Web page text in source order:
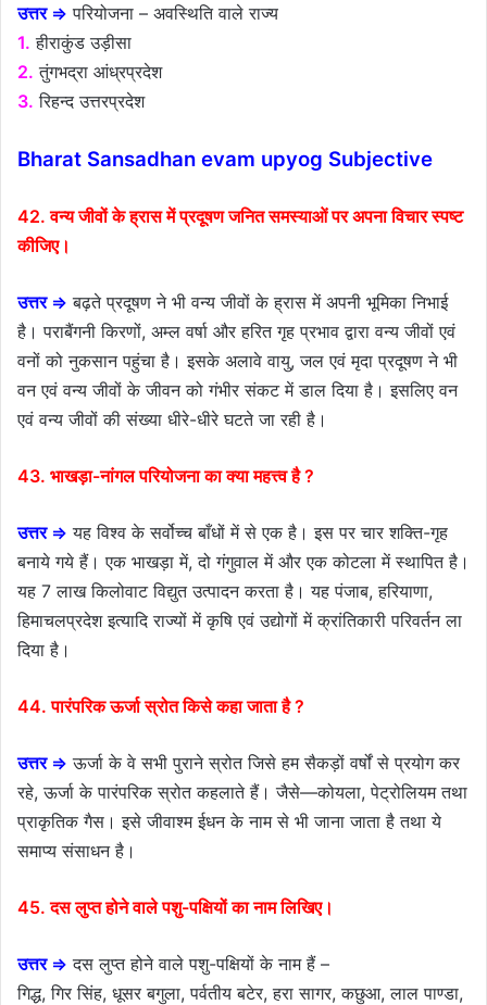
उत्तर ⇒ परियोजना – अवस्थिति वाले राज्य
1. हीराकुंड उड़ीसा
2. तुंगभद्रा आंध्रप्रदेश
3. रिहन्द उत्तरप्रदेश
Bharat Sansadhan evam upyog Subjective
42. वन्य जीवों के ह्रास में प्रदूषण जनित समस्याओं पर अपना विचार स्पष्ट
कीजिए।
उत्तर ⇒ बढ़ते प्रदूषण ने भी वन्य जीवों के ह्रास में अपनी भूमिका निभाई
है। पराबैंगनी किरणों, अम्ल वर्षा और हरित गृह प्रभाव द्वारा वन्य जीवों एवं
वनों को नुकसान पहुंचा है। इसके अलावे वायु, जल एवं मृदा प्रदूषण ने भी
वन एवं वन्य जीवों के जीवन को गंभीर संकट में डाल दिया है। इसलिए वन
एवं वन्य जीवों की संख्या धीरे-धीरे घटते जा रही है।
43. भाखड़ा-नांगल परियोजना का क्या महत्त्व है ?
उत्तर ⇒ यह विश्व के सर्वोच्च बाँधों में से एक है। इस पर चार शक्ति-गृह
बनाये गये हैं। एक भाखड़ा में, दो गंगुवाल में और एक कोटला में स्थापित है।
यह 7 लाख किलोवाट विद्युत उत्पादन करता है। यह पंजाब, हरियाणा,
हिमाचलप्रदेश इत्यादि राज्यों में कृषि एवं उद्योगों में क्रांतिकारी परिवर्तन ला
दिया है।
44. पारंपरिक ऊर्जा स्रोत किसे कहा जाता है ?
उत्तर ⇒ ऊर्जा के वे सभी पुराने स्रोत जिसे हम सैकड़ों वर्षों से प्रयोग कर
रहे, ऊर्जा के पारंपरिक स्रोत कहलाते हैं। जैसे—कोयला, पेट्रोलियम तथा
प्राकृतिक गैस। इसे जीवाश्म ईधन के नाम से भी जाना जाता है तथा ये
समाप्य संसाधन है।
45. दस लुप्त होने वाले पशु-पक्षियों का नाम लिखिए।
उत्तर ⇒ दस लुप्त होने वाले पशु-पक्षियों के नाम हैं –
गिद्ध, गिर सिंह, धूसर बगुला, पर्वतीय बटेर, हरा सागर, कछुआ, लाल पाण्डा,